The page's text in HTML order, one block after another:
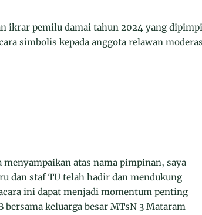
ikrar pemilu damai tahun 2024 yang
simbolis kepada anggota relawan
atas nama pimpinan, saya
dan staf TU telah hadir dan mendukung
ini dapat menjadi momentum penting
keluarga besar MTsN 3 Mataram